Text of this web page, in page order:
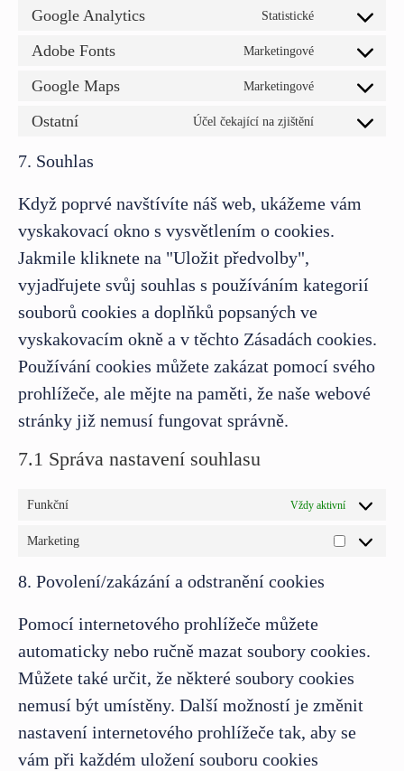
Google Analytics Statistické
Adobe Fonts Marketingové
Google Maps Marketingové
Ostatní Účel čekající na zjištění
7. Souhlas
Když poprvé navštívíte náš web, ukážeme vám
vyskakovací okno s vysvětlením o cookies.
Jakmile kliknete na "Uložit předvolby",
vyjadřujete svůj souhlas s používáním kategorií
souborů cookies a doplňků popsaných ve
vyskakovacím okně a v těchto Zásadách cookies.
Používání cookies můžete zakázat pomocí svého
prohlížeče, ale mějte na paměti, že naše webové
stránky již nemusí fungovat správně.
7.1 Správa nastavení souhlasu
Funkční Vždy aktivní
Marketing
8. Povolení/zakázání a odstranění cookies
Pomocí internetového prohlížeče můžete
automaticky nebo ručně mazat soubory cookies.
Můžete také určit, že některé soubory cookies
nemusí být umístěny. Další možností je změnit
nastavení internetového prohlížeče tak, aby se
vám při každém uložení souboru cookies